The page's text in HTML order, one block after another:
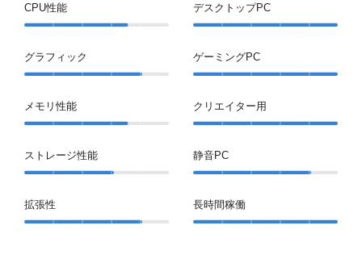
CPU性能
グラフィック
メモリ性能
ストレージ性能
拡張性
デスクトップPC
ゲーミングPC
クリエイター用
静音PC
長時間稼働